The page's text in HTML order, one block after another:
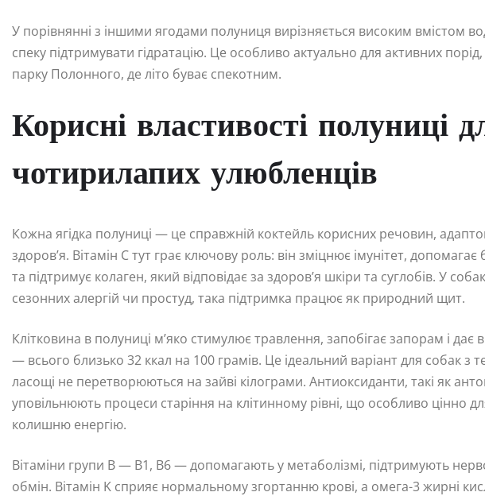
У порівнянні з іншими ягодами полуниця вирізняється високим вмістом
спеку підтримувати гідратацію. Це особливо актуально для активних
парку Полонного, де літо буває спекотним.
Корисні властивості полуниці
чотирилапих улюбленців
Кожна ягідка полуниці — це справжній коктейль корисних речовин,
здоров’я. Вітамін C тут грає ключову роль: він зміцнює імунітет,
та підтримує колаген, який відповідає за здоров’я шкіри та суглобів. У
сезонних алергій чи простуд, така підтримка працює як природний щит.
Клітковина в полуниці м’яко стимулює травлення, запобігає запорам і дає
— всього близько 32 ккал на 100 грамів. Це ідеальний варіант для собак з
ласощі не перетворюються на зайві кілограми. Антиоксиданти, такі як
уповільнюють процеси старіння на клітинному рівні, що особливо цінно
колишню енергію.
Вітаміни групи B — B1, B6 — допомагають у метаболізмі, підтримують
обмін. Вітамін K сприяє нормальному згортанню крові, а омега-3 жирні